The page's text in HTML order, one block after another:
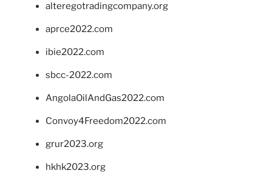
alteregotradingcompany.org
aprce2022.com
ibie2022.com
sbcc-2022.com
AngolaOilAndGas2022.com
Convoy4Freedom2022.com
grur2023.org
hkhk2023.org